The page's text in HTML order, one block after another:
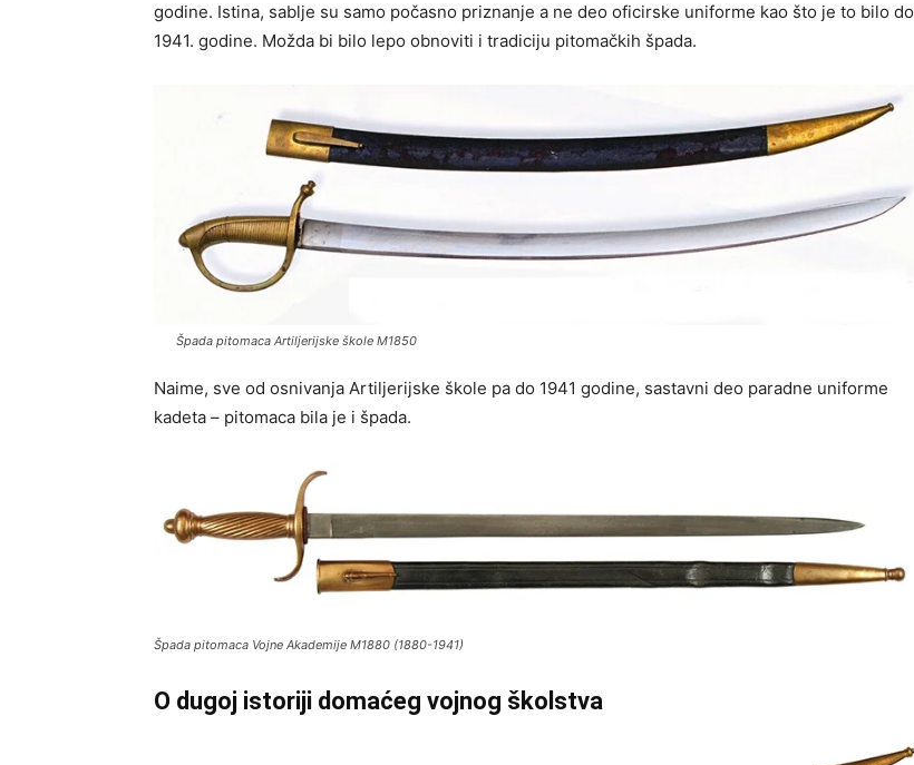
godine. Istina, sablje su samo počasno priznanje a ne deo oficirske uniforme kao što je to bilo do
1941. godine. Možda bi bilo lepo obnoviti i tradiciju pitomačkih špada.
Špada pitomaca Artiljerijske škole M1850
Naime, sve od osnivanja Artiljerijske škole pa do 1941 godine, sastavni deo paradne uniforme
kadeta – pitomaca bila je i špada.
Špada pitomaca Vojne Akademije M1880 (1880-1941)
O dugoj istoriji domaćeg vojnog školstva